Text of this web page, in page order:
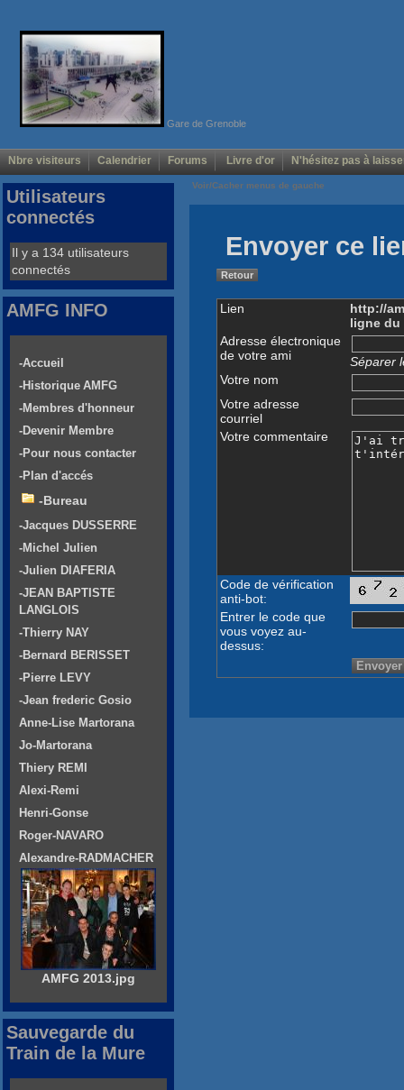
Gare de Grenoble
Nbre visiteurs Calendrier Forums Livre d'or N'hésitez pas à
Voir/Cacher menus de gauche
Envoyer ce
Retour
Lien
http://
ligne du
Adresse électronique
de votre ami
Séparer
Votre nom
Votre adresse
courriel
Votre commentaire
Code de vérification
anti-bot:
Entrer le code que
vous voyez au-
dessus:
Utilisateurs
connectés
Il y a 134 utilisateurs
connectés
AMFG INFO
-Accueil
-Historique AMFG
-Membres d'honneur
-Devenir Membre
-Pour nous contacter
-Plan d'accés
-Bureau
-Jacques DUSSERRE
-Michel Julien
-Julien DIAFERIA
-JEAN BAPTISTE
LANGLOIS
-Thierry NAY
-Bernard BERISSET
-Pierre LEVY
-Jean frederic Gosio
Anne-Lise Martorana
Jo-Martorana
Thiery REMI
Alexi-Remi
Henri-Gonse
Roger-NAVARO
Alexandre-RADMACHER
AMFG 2013.jpg
Sauvegarde du
Train de la Mure